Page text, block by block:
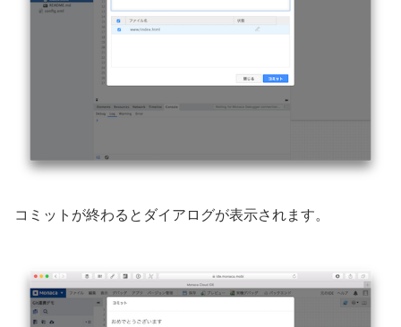
コミットが終わるとダイアログが表示されます。